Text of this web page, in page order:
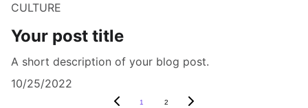
CULTURE
Your post title
A short description of your blog post.
10/25/2022
1 2